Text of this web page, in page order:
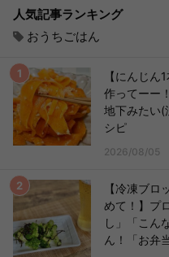
人気記事ランキング
おうちごはん
【にんじ
作ってーー
地下みたい(
シピ
2026/08/05
【冷凍ブ
めて！】プ
し」「こん
ん！「お弁